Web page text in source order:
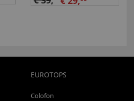
EUROTOPS
Colofon